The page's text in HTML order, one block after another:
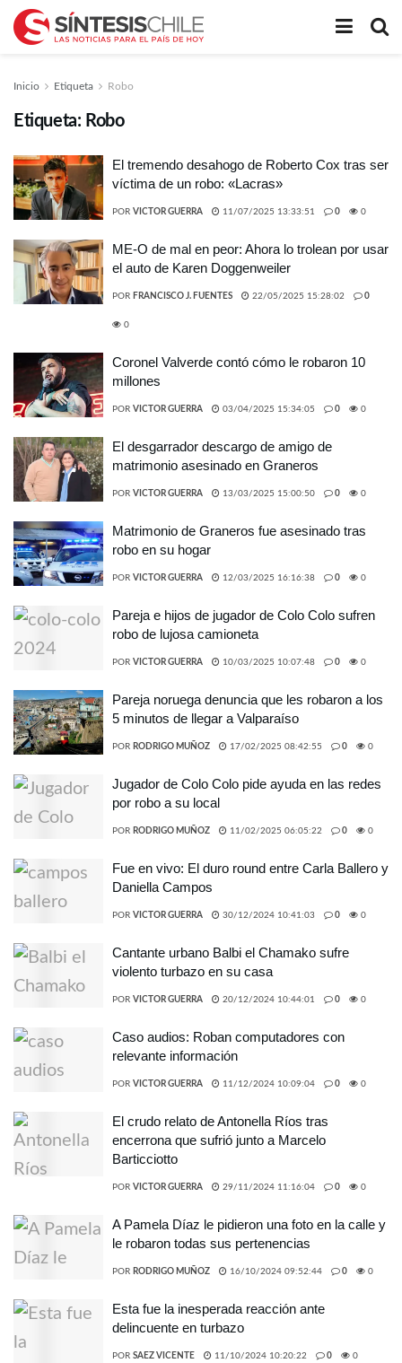
Inicio Etiqueta Robo
Etiqueta: Robo
El tremendo desahogo de Roberto Cox tras ser
víctima de un robo: «Lacras»
POR VICTOR GUERRA 11/07/2025 13:33:51 0 0
ME-O de mal en peor: Ahora lo trolean por usar
el auto de Karen Doggenweiler
POR FRANCISCO J. FUENTES 22/05/2025 15:28:02 0
0
Coronel Valverde contó cómo le robaron 10
millones
POR VICTOR GUERRA 03/04/2025 15:34:05 0 0
El desgarrador descargo de amigo de
matrimonio asesinado en Graneros
POR VICTOR GUERRA 13/03/2025 15:00:50 0 0
Matrimonio de Graneros fue asesinado tras
robo en su hogar
POR VICTOR GUERRA 12/03/2025 16:16:38 0 0
Pareja e hijos de jugador de Colo Colo sufren
robo de lujosa camioneta
POR VICTOR GUERRA 10/03/2025 10:07:48 0 0
Pareja noruega denuncia que les robaron a los
5 minutos de llegar a Valparaíso
POR RODRIGO MUÑOZ 17/02/2025 08:42:55 0 0
Jugador de Colo Colo pide ayuda en las redes
por robo a su local
POR RODRIGO MUÑOZ 11/02/2025 06:05:22 0 0
Fue en vivo: El duro round entre Carla Ballero y
Daniella Campos
POR VICTOR GUERRA 30/12/2024 10:41:03 0 0
Cantante urbano Balbi el Chamako sufre
violento turbazo en su casa
POR VICTOR GUERRA 20/12/2024 10:44:01 0 0
Caso audios: Roban computadores con
relevante información
POR VICTOR GUERRA 11/12/2024 10:09:04 0 0
El crudo relato de Antonella Ríos tras
encerrona que sufrió junto a Marcelo
Barticciotto
POR VICTOR GUERRA 29/11/2024 11:16:04 0 0
A Pamela Díaz le pidieron una foto en la calle y
le robaron todas sus pertenencias
POR RODRIGO MUÑOZ 16/10/2024 09:52:44 0 0
Esta fue la inesperada reacción ante
delincuente en turbazo
POR SAEZ VICENTE 11/10/2024 10:20:22 0 0